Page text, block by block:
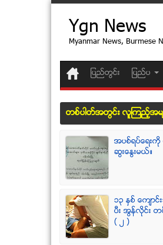
Ygn News
Myanmar News,
ျပည္တြင္း ျပည္ပ
တစ္ပါတ္အတြင္း လူၾကည့္အမ်
အပစ္ရပ္ေရးကို
ဆြးေႏြးမယ္။
၁၃ ႏွစ္ ေက်ာင္
ပီး အြန္လိုင္း
( ၂ )